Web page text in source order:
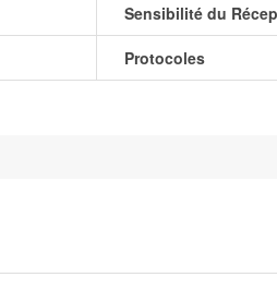
Sensibilité du
Protocoles